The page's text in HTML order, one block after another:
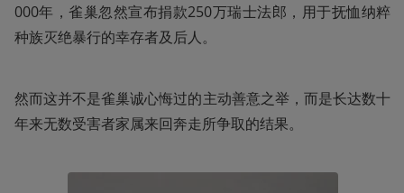
000年，雀巢忽然宣布捐款250万瑞士法郎，用于抚恤纳粹
种族灭绝暴行的幸存者及后人。
然而这并不是雀巢诚心悔过的主动善意之举，而是长达数十
年来无数受害者家属来回奔走所争取的结果。